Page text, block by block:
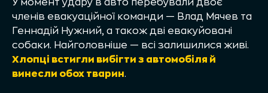
У момент удару в авто перебували двоє
членів евакуаційної команди — Влад Мячев та
Геннадій Нужний, а також дві евакуйовані
собаки. Найголовніше — всі залишилися живі.
Хлопці встигли вибігти з автомобіля й
винесли обох тварин.